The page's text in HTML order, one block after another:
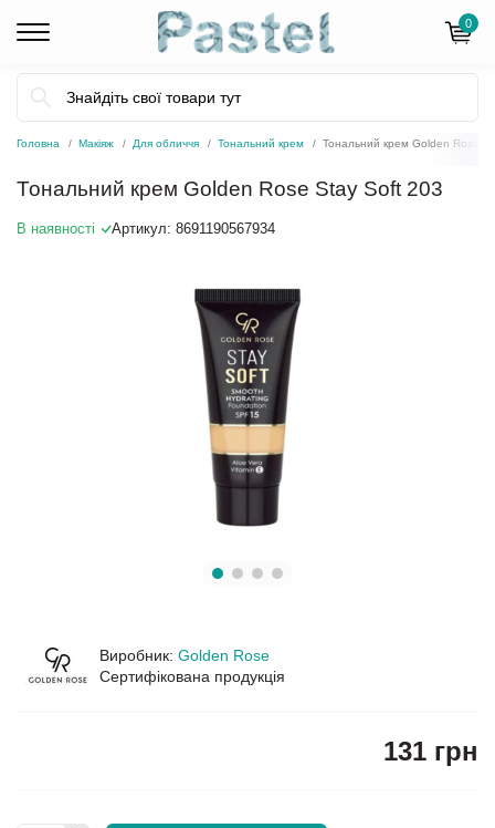
0
Головна Макіяж Для обличчя Тональний крем Тональний крем Golden Rose
Тональний крем Golden Rose Stay Soft 203
В наявності Артикул: 8691190567934
Виробник: Golden Rose
Сертифікована продукція
131 грн